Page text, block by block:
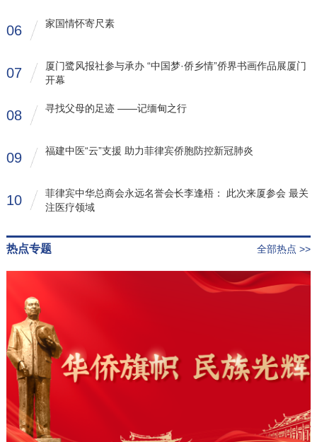
06 家国情怀寄尺素
07
厦门鹭风报社参与承办 “中国梦·侨乡情”侨界书画作品展厦门
开幕
08 寻找父母的足迹 ——记缅甸之行
09 福建中医“云”支援 助力菲律宾侨胞防控新冠肺炎
10
菲律宾中华总商会永远名誉会长李逢梧： 此次来厦参会 最关
注医疗领域
热点专题 全部热点 >>